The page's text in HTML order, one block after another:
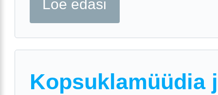
Loe edasi
Kopsuklamüüdia